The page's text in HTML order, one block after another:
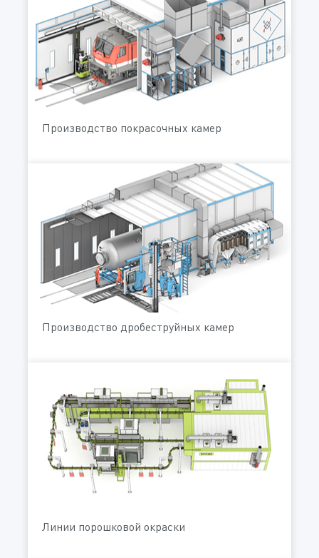
Производство покрасочных камер
Производство дробеструйных камер
Линии порошковой окраски